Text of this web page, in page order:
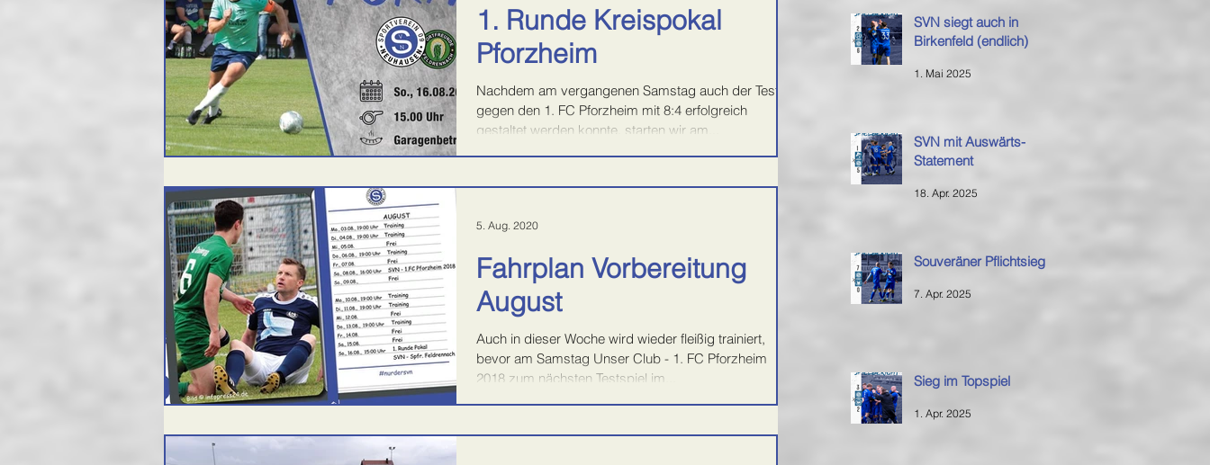
1. Runde Kreispokal
Pforzheim
Nachdem am vergangenen Samstag auch der Test
gegen den 1. FC Pforzheim mit 8:4 erfolgreich
gestaltet werden konnte, starten wir am...
Fahrplan Vorbereitung
August
Auch in dieser Woche wird wieder fleißig trainiert,
bevor am Samstag Unser Club - 1. FC Pforzheim
2018 zum nächsten Testspiel im...
5. Aug. 2020
SVN siegt auch in
Birkenfeld (endlich)
1. Mai 2025
SVN mit Auswärts-
Statement
18. Apr. 2025
Souveräner Pflichtsieg
7. Apr. 2025
Sieg im Topspiel
1. Apr. 2025